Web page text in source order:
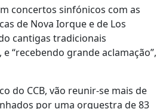
concertos sinfónicos com as
de Nova Iorque e de Los
cantigas tradicionais
“recebendo grande aclamação”,
do CCB, vão reunir-se mais de
por uma orquestra de 83